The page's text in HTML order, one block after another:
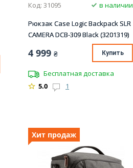
Код: 31095
в наличии
Рюкзак Case Logic Backpack SLR
CAMERA DCB-309 Black (3201319)
4 999 ₴ Купить
Бесплатная доставка
5.0
1
Хит продаж